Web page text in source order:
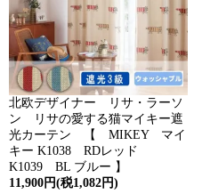
北欧デザイナー リサ・ラーソ
ン リサの愛する猫マイキー遮
光カーテン 【 MIKEY マイ
キー K1038 RDレッド
K1039 BL ブルー 】
11,900円(税1,082円)